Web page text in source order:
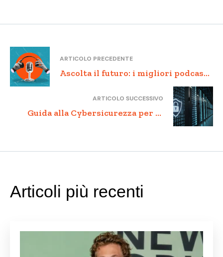
ARTICOLO PRECEDENTE
Ascolta il futuro: i migliori podcast
per appassionati di tecnologia
ARTICOLO SUCCESSIVO
Guida alla Cybersicurezza per le
Articoli più recenti